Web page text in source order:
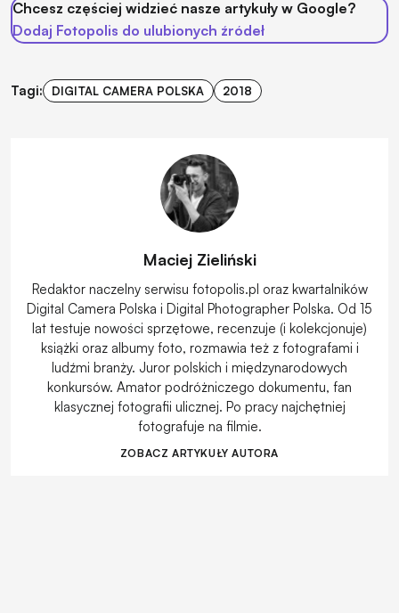
Chcesz częściej widzieć nasze artykuły w Google?
Dodaj Fotopolis do ulubionych źródeł
Tagi: DIGITAL CAMERA POLSKA 2018
Maciej Zieliński
Redaktor naczelny serwisu fotopolis.pl oraz kwartalników
Digital Camera Polska i Digital Photographer Polska. Od 15
lat testuje nowości sprzętowe, recenzuje (i kolekcjonuje)
książki oraz albumy foto, rozmawia też z fotografami i
ludźmi branży. Juror polskich i międzynarodowych
konkursów. Amator podróżniczego dokumentu, fan
klasycznej fotografii ulicznej. Po pracy najchętniej
fotografuje na filmie.
ZOBACZ ARTYKUŁY AUTORA